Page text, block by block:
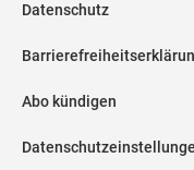
Datenschutz
Abo kündigen